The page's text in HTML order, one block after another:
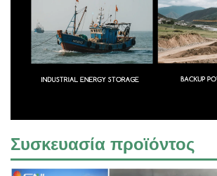
Συσκευασία προϊόντος